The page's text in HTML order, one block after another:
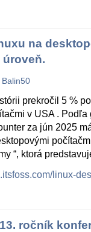
na
úroveň.
Balin50
prekročil 5 %
v USA .
za jún 2025
“, ktorá
linux-
ročník